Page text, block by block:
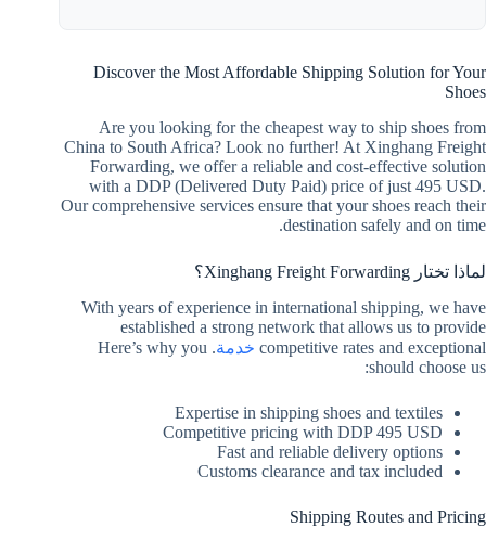
Discover the Most Affordable Shipping Solution for Your
Shoes
Are you looking for the cheapest way to ship shoes from
China to South Africa? Look no further! At Xinghang Freight
Forwarding, we offer a reliable and cost-effective solution
with a DDP (Delivered Duty Paid) price of just 495 USD.
Our comprehensive services ensure that your shoes reach their
destination safely and on time.
لماذا تختار Xinghang Freight Forwarding؟
With years of experience in international shipping, we have
established a strong network that allows us to provide
competitive rates and exceptional خدمة . Here’s why you
should choose us:
Expertise in shipping shoes and textiles
Competitive pricing with DDP 495 USD
Fast and reliable delivery options
Customs clearance and tax included
Shipping Routes and Pricing